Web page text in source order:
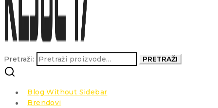
Pretraži: PRETRAŽI
Blog Without Sidebar
Brendovi